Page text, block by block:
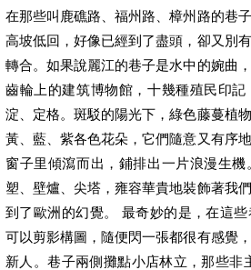
在那些叫鹿礁路、福州路、樟州路的巷
高坡低回，好像已經到了盡頭，卻又別
轉合。如果說麗江的巷子是水中的婉曲
齒輪上的建筑博物館，十幾種殖民印
淀、定格。斑駁的陽光下，綠色藤蔓植
黃、藍、紫各色花朵，它們隨意又有序
窗子里傾瀉而出，鋪排出一片浪漫生
塑、壁爐、尖塔，雍容華貴地裝飾著我
到了歐洲的幻覺。 最奇妙的是，在這
可以剪影構圖，隨便閃一張都很有感覺
新人。巷子兩側攤點小店林立，那些非